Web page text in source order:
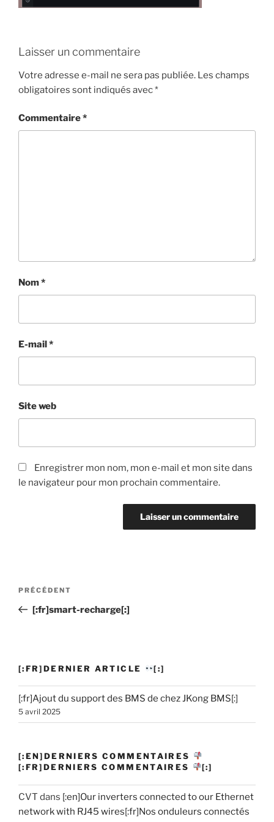
Laisser un commentaire
Votre adresse e-mail ne sera pas publiée. Les champs
obligatoires sont indiqués avec*
Commentaire*
Nom*
E-mail*
Site web
Enregistrer mon nom, mon e-mail et mon site dans
le navigateur pour mon prochain commentaire.
Navigation
l’article
Article
précédent
PRÉCÉDENT
[:fr]smart-recharge[:]
[:FR]DERNIER ARTICLE [:]
[:fr]Ajout du support des BMS de chez JKong BMS[:]
5 avril 2025
[:EN]DERNIERS COMMENTAIRES
[:FR]DERNIERS COMMENTAIRES
[:]
CVT dans [:en]Our inverters connected to our Ethernet
network with RJ45 wires[:fr]Nos onduleurs connectés